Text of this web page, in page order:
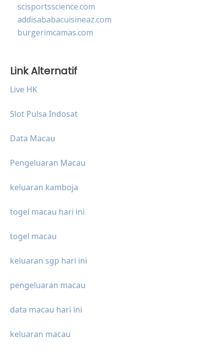
scisportsscience.com
addisababacuisineaz.com
burgerimcamas.com
Link Alternatif
Live HK
Slot Pulsa Indosat
Data Macau
Pengeluaran Macau
keluaran kamboja
togel macau hari ini
togel macau
keluaran sgp hari ini
pengeluaran macau
data macau hari ini
keluaran macau